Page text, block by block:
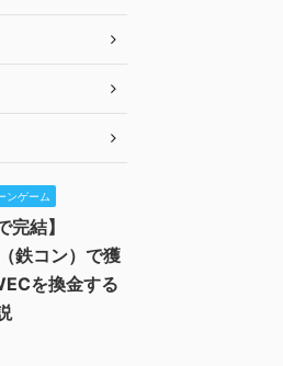
ンゲーム
完結】
鉄コン）で獲
を換金する